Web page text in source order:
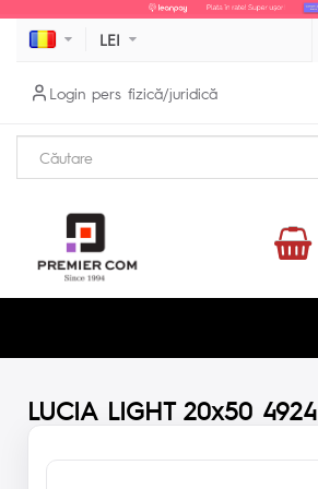
LEI
Login pers fizică/juridică
LUCIA LIGHT 20x50 4924